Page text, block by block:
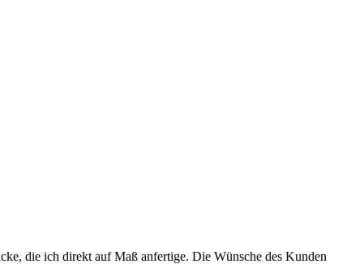
die ich direkt auf Maß anfertige. Die Wünsche des Kunden